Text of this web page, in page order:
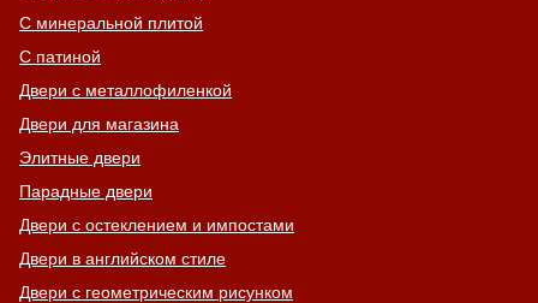
С минеральной плитой
С патиной
Двери с металлофиленкой
Двери для магазина
Элитные двери
Парадные двери
Двери с остеклением и импостами
Двери в английском стиле
Двери с геометрическим рисунком